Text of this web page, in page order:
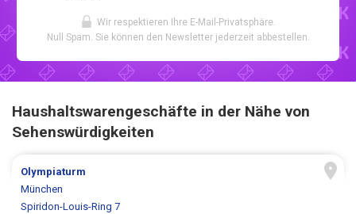
Wir respektieren Ihre E-Mail-Privatsphäre.
Null Spam. Sie können den Newsletter jederzeit abbestellen.
Haushaltswarengeschäfte in der Nähe von
Sehenswürdigkeiten
Olympiaturm
München
Spiridon-Louis-Ring 7